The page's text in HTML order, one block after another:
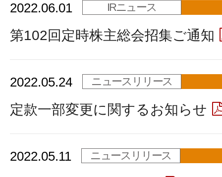
2022.06.01 IRニュース
第102回定時株主総会招集ご通知
2022.05.24 ニュースリリース
定款一部変更に関するお知らせ
2022.05.11 ニュースリリース